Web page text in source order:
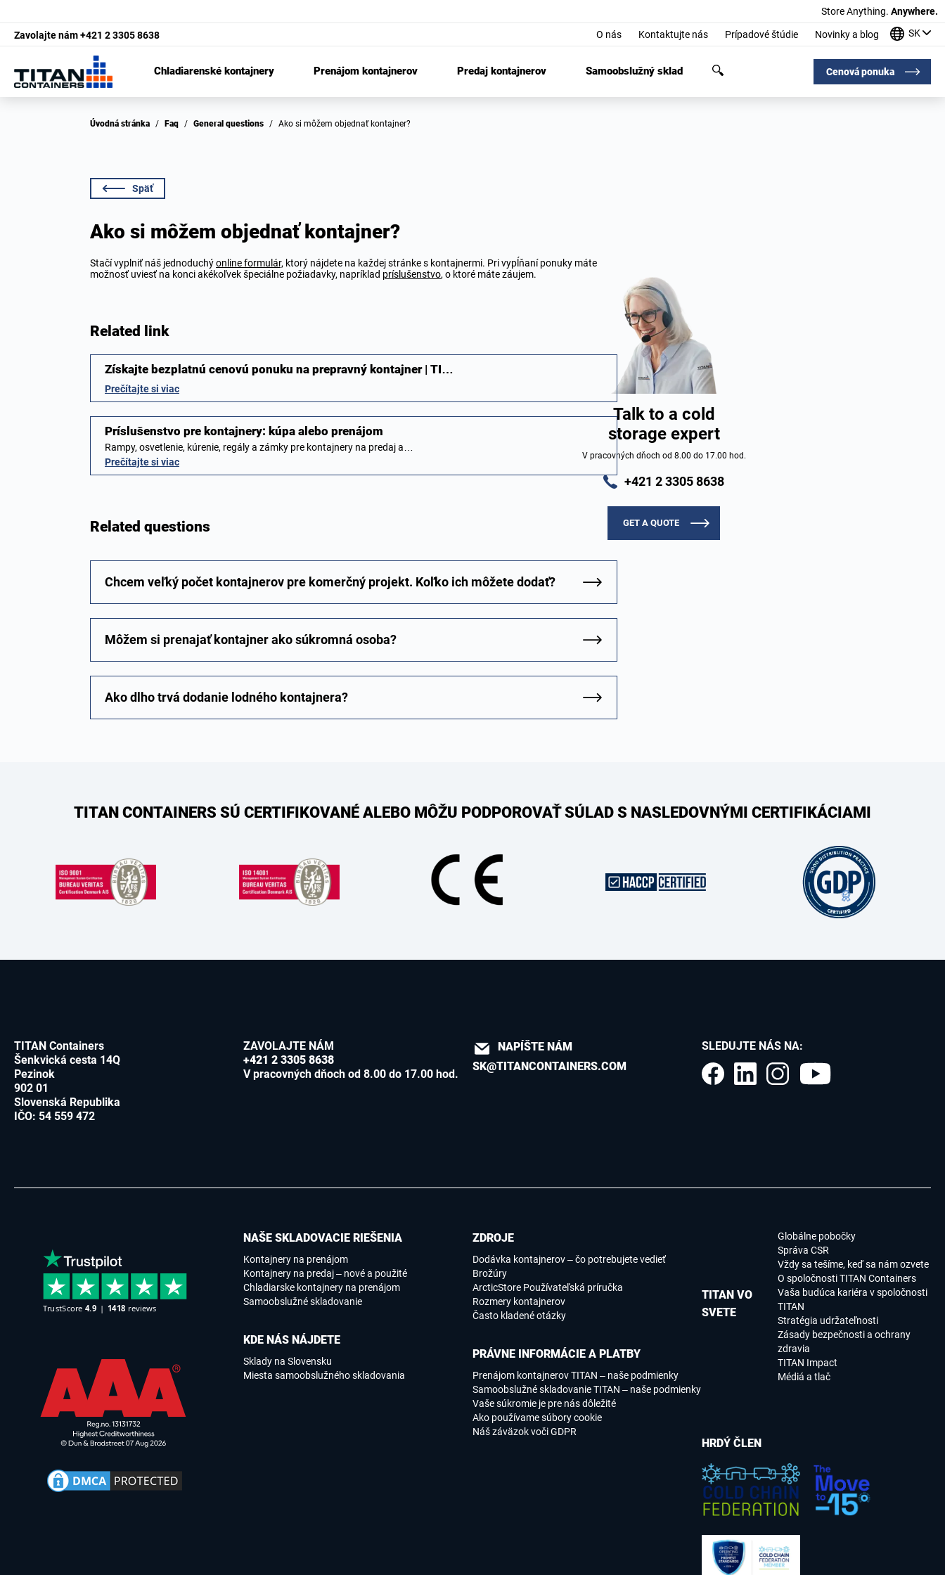
Store Anything. Anywhere.
Zavolajte nám+421 2 3305 8638 O nás Kontaktujte nás Prípadové štúdie Novinky a blog SK
Chladiarenské kontajnery Prenájom kontajnerov Predaj kontajnerov Samoobslužný sklad Cenová ponuka
Úvodná stránka / Faq / General questions / Ako si môžem objednať kontajner?
Späť
Ako si môžem objednať kontajner?
Stačí vyplniť náš jednoduchýonline formulár, ktorý nájdete na každej stránke s kontajnermi. Pri vypĺňaní ponuky máte
možnosť uviesť na konci akékoľvek špeciálne požiadavky, napríklad príslušenstvo, o ktoré máte záujem.
Related link
Získajte bezplatnú cenovú ponuku na prepravný kontajner | TI…
Prečítajte si viac
Príslušenstvo pre kontajnery: kúpa alebo prenájom
Rampy, osvetlenie, kúrenie, regály a zámky pre kontajnery na predaj a…
Prečítajte si viac
Related questions
Chcem veľký počet kontajnerov pre komerčný projekt. Koľko ich môžete dodať?
Môžem si prenajať kontajner ako súkromná osoba?
Ako dlho trvá dodanie lodného kontajnera?
Talk to a cold
storage expert
V pracovných dňoch od 8.00 do 17.00 hod.
+421 2 3305 8638
GET A QUOTE
TITAN CONTAINERS SÚ CERTIFIKOVANÉ ALEBO MÔŽU PODPOROVAŤ SÚLAD S NASLEDOVNÝMI CERTIFIKÁCIAMI
TITAN Containers
Šenkvická cesta 14Q
Pezinok
902 01
Slovenská Republika
IČO: 54 559 472
ZAVOLAJTE NÁM
+421 2 3305 8638
V pracovných dňoch od 8.00 do 17.00 hod.
NAPÍŠTE NÁM
SK@TITANCONTAINERS.COM
SLEDUJTE NÁS NA:
NAŠE SKLADOVACIE RIEŠENIA
Kontajnery na prenájom
Kontajnery na predaj – nové a použité
Chladiarske kontajnery na prenájom
Samoobslužné skladovanie
KDE NÁS NÁJDETE
Sklady na Slovensku
Miesta samoobslužného skladovania
TITAN VO
SVETE
Globálne pobočky
Správa CSR
Vždy sa tešíme, keď sa nám ozvete
O spoločnosti TITAN Containers
Vaša budúca kariéra v spoločnosti
TITAN
Stratégia udržateľnosti
Zásady bezpečnosti a ochrany
zdravia
TITAN Impact
Médiá a tlač
ZDROJE
Dodávka kontajnerov – čo potrebujete vedieť
Brožúry
ArcticStore Používateľská príručka
Rozmery kontajnerov
Často kladené otázky
PRÁVNE INFORMÁCIE A PLATBY
Prenájom kontajnerov TITAN – naše podmienky
Samoobslužné skladovanie TITAN – naše podmienky
Vaše súkromie je pre nás dôležité
Ako používame súbory cookie
Náš záväzok voči GDPR
HRDÝ ČLEN